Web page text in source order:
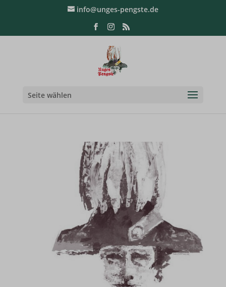
info@unges-pengste.de
Seite wählen